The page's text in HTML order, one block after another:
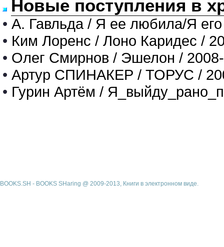
Новые поступления в
• А. Гавльда / Я ее любила/Я
• Ким Лоренс / Лоно Каридес /
• Олег Смирнов / Эшелон /
• Артур СПИНАКЕР / ТОРУС /
• Гурин Артём /
BOOKS.SH - BOOKS SHaring @ 2009-2013, Книги в электронном виде.